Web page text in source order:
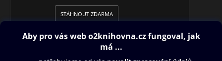
STÁHNOUT ZDARMA